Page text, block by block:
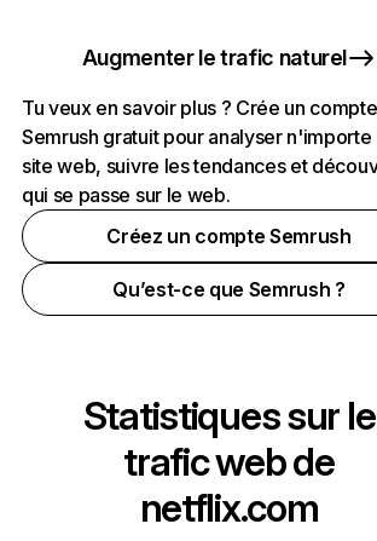
Augmenter le trafic naturel
Tu veux en savoir plus ? Crée un compte
Semrush gratuit pour analyser n'importe
site web, suivre les tendances et
qui se passe sur le web.
Créez un compte Semrush
Qu’est-ce que Semrush ?
Statistiques sur le
trafic web de
netflix.com